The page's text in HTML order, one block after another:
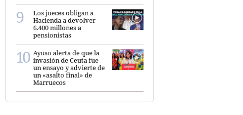
Los jueces obligan a
Hacienda a devolver
6.400 millones a
pensionistas
Ayuso alerta de que la
invasión de Ceuta fue
un ensayo y advierte de
un «asalto final» de
Marruecos